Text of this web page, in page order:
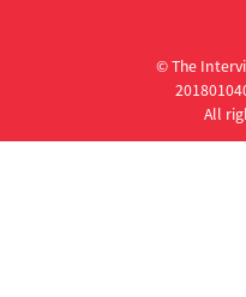
© The
All